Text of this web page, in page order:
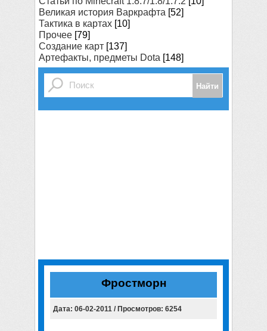
Великая история Варкрафта [52]
Тактика в картах [10]
Прочее [79]
Создание карт [137]
Артефакты, предметы Dota [148]
Фростморн
Дата: 06-02-2011 / Просмотров: 6254